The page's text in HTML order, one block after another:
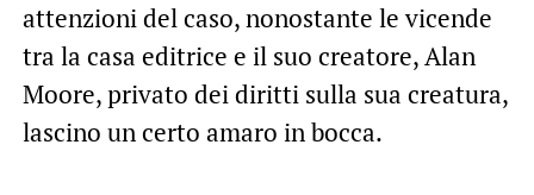
attenzioni del caso, nonostante le vicende
tra la casa editrice e il suo creatore, Alan
Moore, privato dei diritti sulla sua creatura,
lascino un certo amaro in bocca.